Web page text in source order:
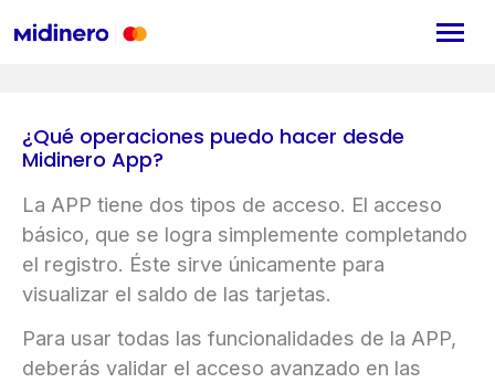
¿Qué operaciones puedo hacer desde
Midinero App?
La APP tiene dos tipos de acceso. El acceso
básico, que se logra simplemente completando
el registro. Éste sirve únicamente para
visualizar el saldo de las tarjetas.
Para usar todas las funcionalidades de la APP,
deberás validar el acceso avanzado en las